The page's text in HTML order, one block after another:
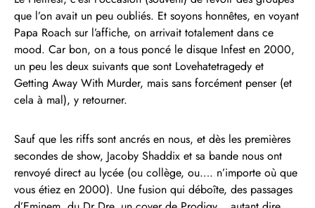
que l’on avait un peu oubliés. Et soyons honnêtes, en voyant
Papa Roach sur l’affiche, on arrivait totalement dans ce
mood. Car bon, on a tous poncé le disque Infest en 2000,
un peu les deux suivants que sont Lovehatetragedy et
Getting Away With Murder, mais sans forcément penser (et
cela à mal), y retourner.
Sauf que les riffs sont ancrés en nous, et dès les premières
secondes de show, Jacoby Shaddix et sa bande nous ont
renvoyé direct au lycée (ou collège, ou…. n’importe où que
vous étiez en 2000). Une fusion qui déboîte, des passages